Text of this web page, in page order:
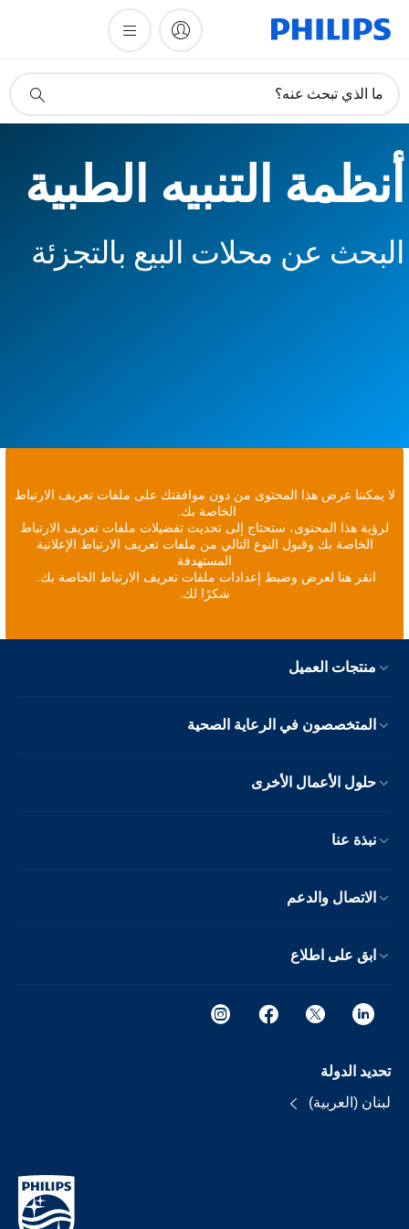
دعم
ما الذي تبحث عنه؟
أنظمة التنبيه الطبية
البحث عن محلات البيع بالتجزئة
لا يمكننا عرض هذا المحتوى من دون موافقتك على ملفات تعريف الارتباط
الخاصة بك.
لرؤية هذا المحتوى، ستحتاج إلى تحديث تفضيلات ملفات تعريف الارتباط
الخاصة بك وقبول النوع التالي من ملفات تعريف الارتباط الإعلانية
المستهدفة
انقر هنا لعرض وضبط إعدادات ملفات تعريف الارتباط الخاصة بك.
شكرًا لك.
منتجات العميل
المتخصصون في الرعاية الصحية
حلول الأعمال الأخرى
نبذة عنا
الاتصال والدعم
ابق على اطلاع
تحديد الدولة
لبنان (العربية)